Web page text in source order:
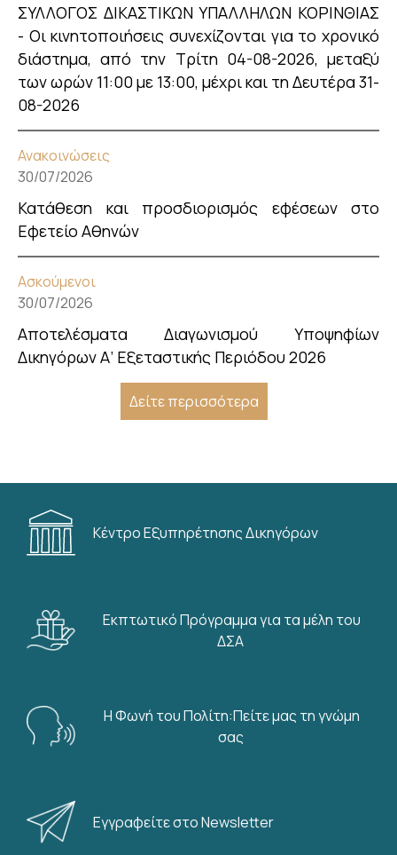
ΣΥΛΛΟΓΟΣ ΔΙΚΑΣΤΙΚΩΝ ΥΠΑΛΛΗΛΩΝ ΚΟΡΙΝΘΙΑΣ
- Οι κινητοποιήσεις συνεχίζονται για το χρονικό
διάστημα, από την Τρίτη 04-08-2026, μεταξύ
των ωρών 11:00 με 13:00, μέχρι και τη Δευτέρα 31-
08-2026
Ανακοινώσεις
30/07/2026
Κατάθεση και προσδιορισμός εφέσεων στο
Εφετείο Αθηνών
Ασκούμενοι
30/07/2026
Αποτελέσματα Διαγωνισμού Υποψηφίων
Δικηγόρων Α’ Εξεταστικής Περιόδου 2026
Δείτε περισσότερα
Κέντρο Εξυπηρέτησης Δικηγόρων
Εκπτωτικό Πρόγραμμα για τα μέλη του
ΔΣΑ
Η Φωνή του Πολίτη:Πείτε μας τη γνώμη
σας
Εγγραφείτε στο Newsletter